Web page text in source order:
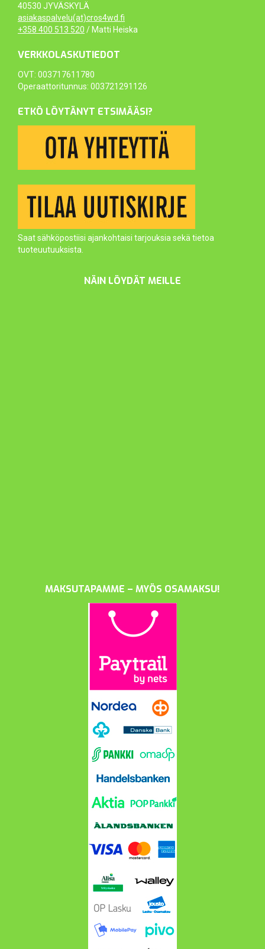
40530 JYVÄSKYLÄ
asiakaspalvelu(at)cros4wd.fi
+358 400 513 520 / Matti Heiska
VERKKOLASKUTIEDOT
OVT: 003717611780
Operaattoritunnus: 003721291126
ETKÖ LÖYTÄNYT ETSIMÄÄSI?
Saat sähköpostiisi ajankohtaisi tarjouksia sekä tietoa
tuoteuutuuksista.
NÄIN LÖYDÄT MEILLE
MAKSUTAPAMME – MYÖS OSAMAKSU!